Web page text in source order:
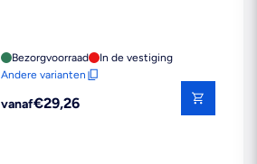
Bezorgvoorraad
In de vestiging
Andere varianten
Reguliere
vanaf€29,26